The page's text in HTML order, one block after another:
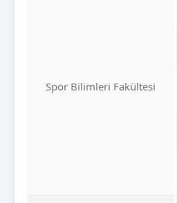
Spor Bilimleri Fakültesi